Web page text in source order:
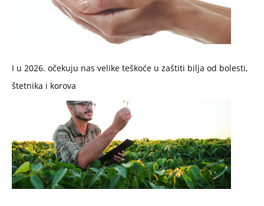
I u 2026. očekuju nas velike teškoće u zaštiti bilja od bolesti,
štetnika i korova